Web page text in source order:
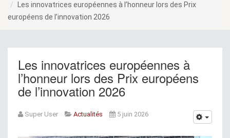
Les innovatrices européennes à l’honneur lors des Prix
européens de l’innovation 2026
Les innovatrices européennes à
l’honneur lors des Prix européens
de l’innovation 2026
Super User Actualités 5 juin 2026